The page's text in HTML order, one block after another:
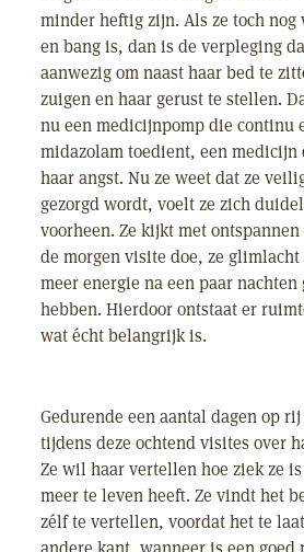
minder heftig zijn. Als ze toch
en bang is, dan is de verpleging
aanwezig om naast haar bed te
zuigen en haar gerust te stellen.
nu een medicijnpomp die continu
midazolam toedient, een medicijn
haar angst. Nu ze weet dat ze
gezorgd wordt, voelt ze zich
voorheen. Ze kijkt met
de morgen visite doe, ze
meer energie na een paar nachten
hebben. Hierdoor ontstaat er
wat écht belangrijk is.
Gedurende een aantal dagen op
tijdens deze ochtend visites over
Ze wil haar vertellen hoe ziek ze
meer te leven heeft. Ze vindt het
zélf te vertellen, voordat het te